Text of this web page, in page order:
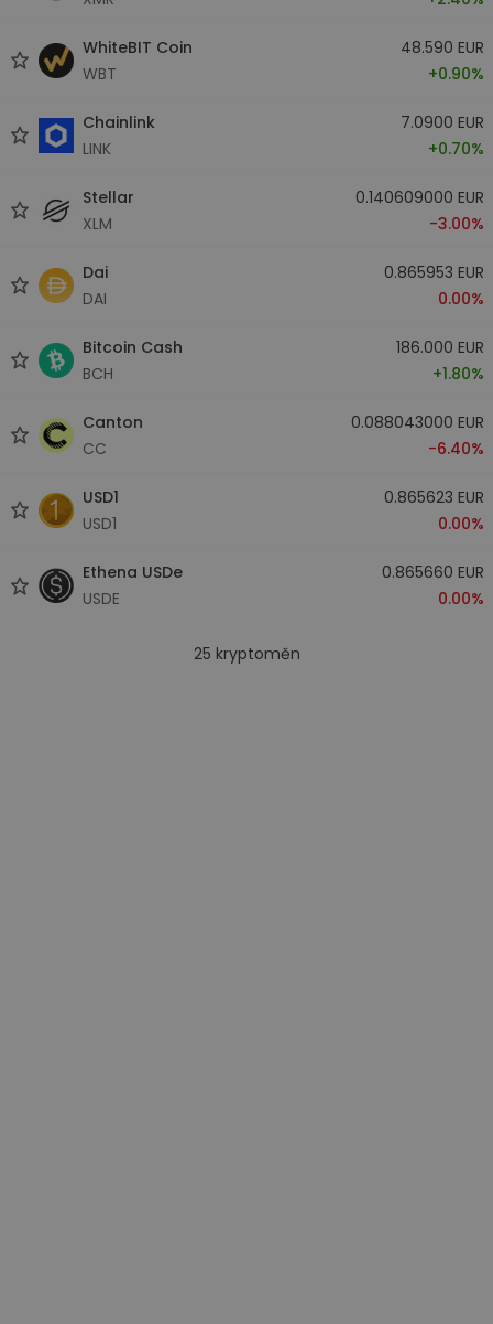
WhiteBIT Coin
WBT
48.590 EUR
+0.90%
Chainlink
LINK
7.0900 EUR
+0.70%
Stellar
XLM
0.140609000 EUR
-3.00%
Dai
DAI
0.865953 EUR
0.00%
Bitcoin Cash
BCH
186.000 EUR
+1.80%
Canton
CC
0.088043000 EUR
-6.40%
USD1
USD1
0.865623 EUR
0.00%
Ethena USDe
USDE
0.865660 EUR
0.00%
25 kryptoměn